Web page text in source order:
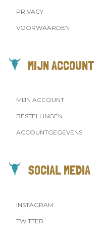
PRIVACY
VOORWAARDEN
MIJN ACCOUNT
MIJN ACCOUNT
BESTELLINGEN
ACCOUNTGEGEVENS
SOCIAL MEDIA
INSTAGRAM
TWITTER